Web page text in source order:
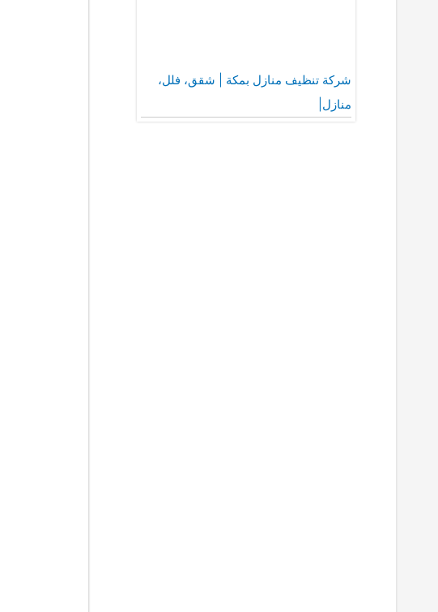
شركة تنظيف منازل بمكة | شقق، فلل،
منازل|